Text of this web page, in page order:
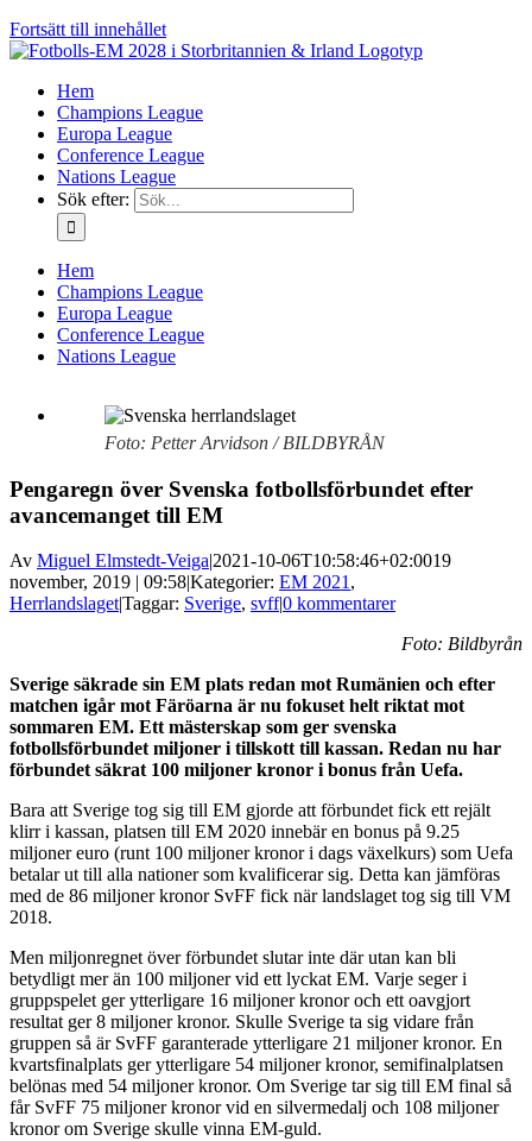
Fortsätt till innehållet
Hem
Champions League
Europa League
Conference League
Nations League
Sök efter:
Hem
Champions League
Europa League
Conference League
Nations League
Foto: Petter Arvidson / BILDBYRÅN
Pengaregn över Svenska fotbollsförbundet efter
avancemanget till EM
Av Miguel Elmstedt-Veiga|2021-10-06T10:58:46+02:0019
november, 2019 | 09:58|Kategorier: EM 2021,
Herrlandslaget|Taggar: Sverige, svff|0 kommentarer
Foto: Bildbyrån
Sverige säkrade sin EM plats redan mot Rumänien och efter
matchen igår mot Färöarna är nu fokuset helt riktat mot
sommaren EM. Ett mästerskap som ger svenska
fotbollsförbundet miljoner i tillskott till kassan. Redan nu har
förbundet säkrat 100 miljoner kronor i bonus från Uefa.
Bara att Sverige tog sig till EM gjorde att förbundet fick ett rejält
klirr i kassan, platsen till EM 2020 innebär en bonus på 9.25
miljoner euro (runt 100 miljoner kronor i dags växelkurs) som Uefa
betalar ut till alla nationer som kvalificerar sig. Detta kan jämföras
med de 86 miljoner kronor SvFF fick när landslaget tog sig till VM
2018.
Men miljonregnet över förbundet slutar inte där utan kan bli
betydligt mer än 100 miljoner vid ett lyckat EM. Varje seger i
gruppspelet ger ytterligare 16 miljoner kronor och ett oavgjort
resultat ger 8 miljoner kronor. Skulle Sverige ta sig vidare från
gruppen så är SvFF garanterade ytterligare 21 miljoner kronor. En
kvartsfinalplats ger ytterligare 54 miljoner kronor, semifinalplatsen
belönas med 54 miljoner kronor. Om Sverige tar sig till EM final så
får SvFF 75 miljoner kronor vid en silvermedalj och 108 miljoner
kronor om Sverige skulle vinna EM-guld.